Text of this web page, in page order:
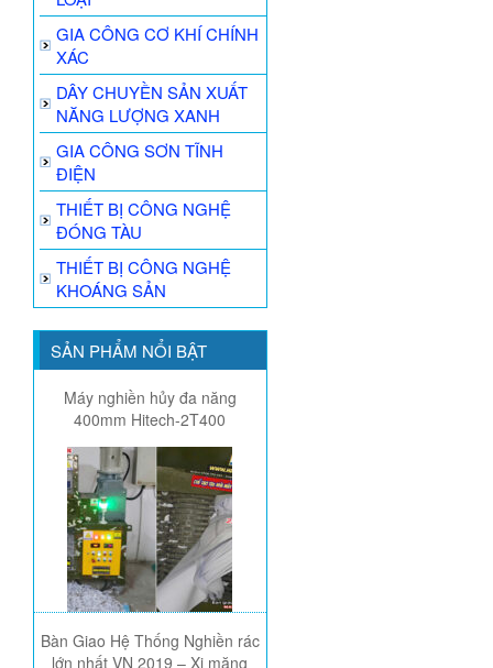
GIA CÔNG CƠ KHÍ CHÍNH
XÁC
DÂY CHUYỀN SẢN XUẤT
NĂNG LƯỢNG XANH
GIA CÔNG SƠN TĨNH
ĐIỆN
THIẾT BỊ CÔNG NGHỆ
ĐÓNG TÀU
THIẾT BỊ CÔNG NGHỆ
KHOÁNG SẢN
SẢN PHẨM NỔI BẬT
Máy nghiền hủy đa năng
400mm Hitech-2T400
Bàn Giao Hệ Thống Nghiền rác
lớn nhất VN 2019 – Xi măng